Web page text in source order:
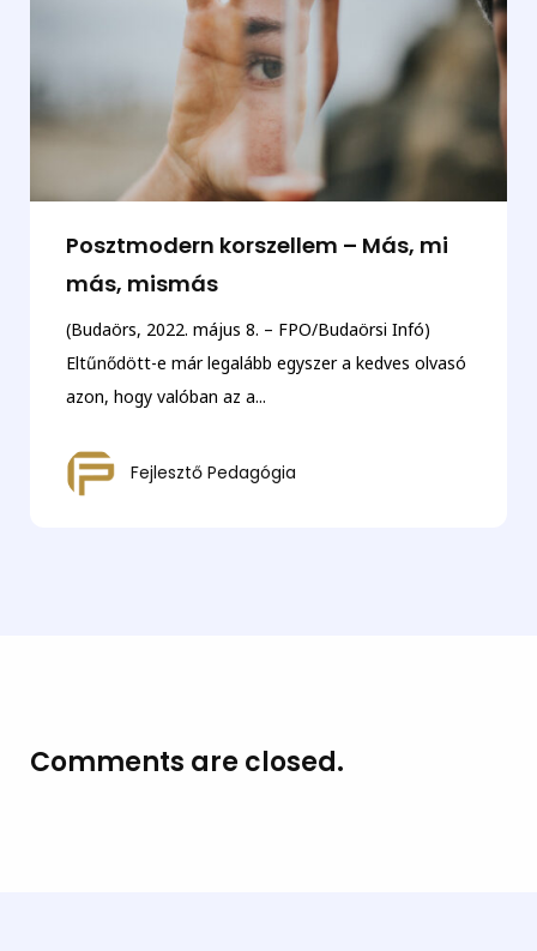
Posztmodern korszellem – Más, mi
más, mismás
(Budaörs, 2022. május 8. – FPO/Budaörsi Infó)
Eltűnődött-e már legalább egyszer a kedves olvasó
azon, hogy valóban az a...
Fejlesztő Pedagógia
Comments are closed.